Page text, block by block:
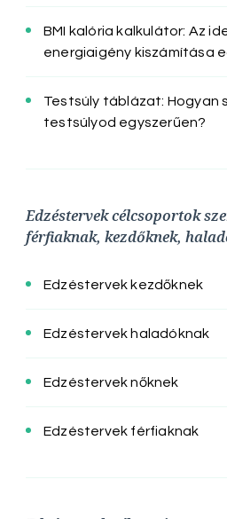
BMI kalória kalkulátor: Az
energiaigény kiszámítása
Testsúly táblázat: Hogyan
testsúlyod egyszerűen?
Edzéstervek célcsoportok
férfiaknak, kezdőknek,
Edzéstervek kezdőknek
Edzéstervek haladóknak
Edzéstervek nőknek
Edzéstervek férfiaknak